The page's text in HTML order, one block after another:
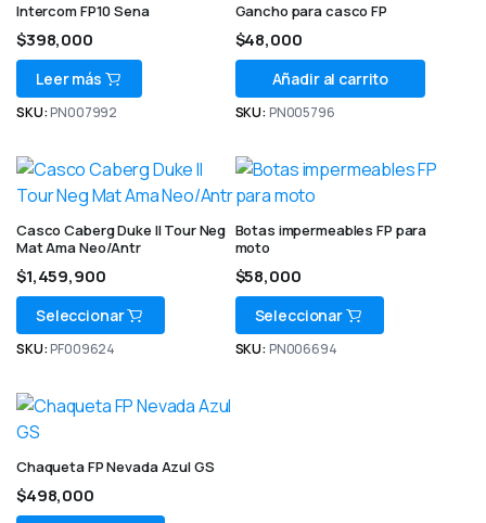
Intercom FP10 Sena
$398,000
Leer más
SKU: PN007992
Gancho para casco FP
$48,000
Añadir al carrito
SKU: PN005796
Casco Caberg Duke II Tour Neg
Mat Ama Neo/Antr
$1,459,900
Seleccionar
SKU: PF009624
Botas impermeables FP para
moto
$58,000
Seleccionar
SKU: PN006694
Chaqueta FP Nevada Azul GS
$498,000